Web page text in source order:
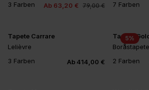
3 Farben
Ab 63,20 € 79,00 €
7 Farben
Tapete Carrare
Lelièvre
3 Farben
Ab 414,00 €
5%
Tapete
2 Farben